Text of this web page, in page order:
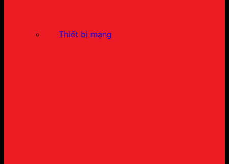
Thiết bị mạng